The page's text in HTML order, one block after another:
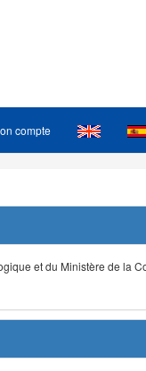
compte
et du Ministère de la